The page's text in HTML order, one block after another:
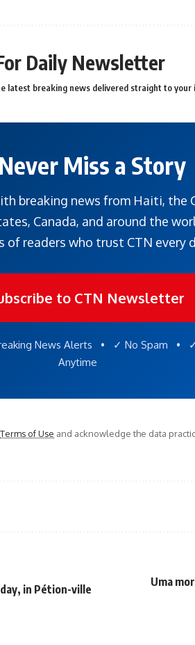
Daily Newsletter
latest breaking news delivered straight to your
Miss a Story
breaking news from Haiti, the
Canada, and around the
of readers who trust CTN every
to CTN Newsletter
News Alerts • ✓ No Spam • ✓
Anytime
Terms of Use and acknowledge the data
in Pétion-ville
Uma